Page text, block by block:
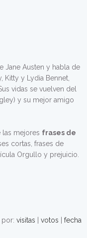
Jane Austen y habla de
Kitty y Lydia Bennet,
vidas se vuelven del
y su mejor amigo
las mejores frases de
cortas, frases de
Orgullo y prejuicio.
por: visitas votos fecha